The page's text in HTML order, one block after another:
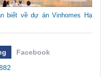
biết về dự án Vinhomes Hạ
Facebook